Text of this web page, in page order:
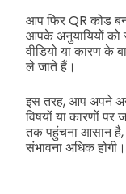
आप फिर QR कोड
आपके अनुयायियों को
वीडियो या कारण के
ले जाते हैं।
इस तरह, आप अपने
विषयों या कारणों
तक पहुंचना आसान
संभावना अधिक होगी।